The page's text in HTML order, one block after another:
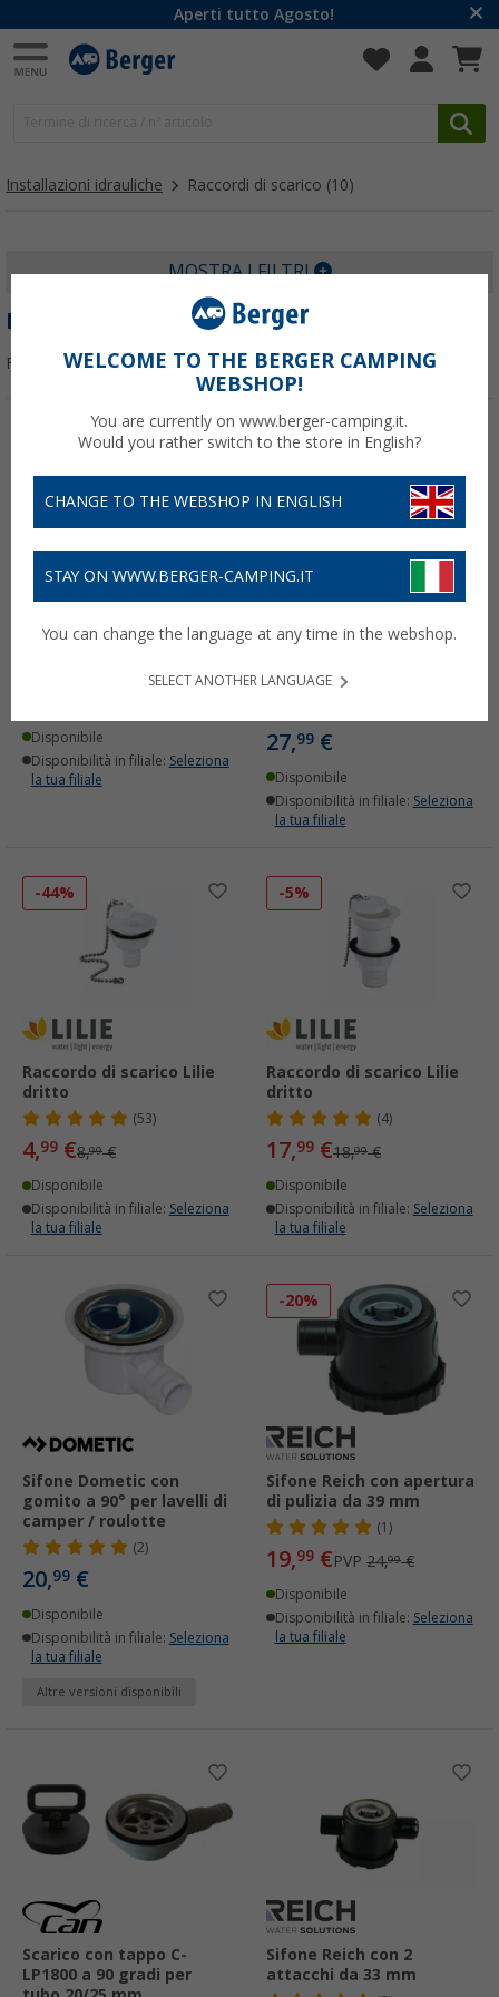
Aperti tutto Agosto!
Installazioni idrauliche Raccordi di scarico (10)
MOSTRA I FILTRI
RACCORDI DI SCARICO
Filtrare per:
Raccordo di scarico Lilie
angolare
Disponibile
Disponibilità in filiale: Seleziona
la tua filiale
Set Reich di tubi per lo
smaltimento delle acque
con prolunga da 3 metri
27,99 €
Disponibile
Disponibilità in filiale: Seleziona
la tua filiale
-44%
Raccordo di scarico Lilie
dritto
(53)
4,99 €8,99€
Disponibile
Disponibilità in filiale: Seleziona
la tua filiale
-5%
Raccordo di scarico Lilie
dritto
(4)
17,99 €18,99€
Disponibile
Disponibilità in filiale: Seleziona
la tua filiale
Sifone Dometic con
gomito a 90° per lavelli di
camper / roulotte
(2)
20,99 €
Disponibile
Disponibilità in filiale: Seleziona
la tua filiale
Altre versioni disponibili
-20%
Sifone Reich con apertura
di pulizia da 39 mm
(1)
19,99 €PVP 24,99€
Disponibile
Disponibilità in filiale: Seleziona
la tua filiale
Scarico con tappo C-
LP1800 a 90 gradi per
Sifone Reich con 2
attacchi da 33 mm
WELCOME TO THE BERGER CAMPING
WEBSHOP!
You are currently on www.berger-camping.it.
Would you rather switch to the store in English?
CHANGE TO THE WEBSHOP IN ENGLISH
STAY ON WWW.BERGER-CAMPING.IT
You can change the language at any time in the webshop.
SELECT ANOTHER LANGUAGE